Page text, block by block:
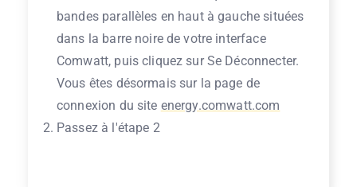
bandes parallèles en haut à gauche situées
dans la barre noire de votre interface
Comwatt, puis cliquez sur Se Déconnecter.
Vous êtes désormais sur la page de
connexion du site energy.comwatt.com
Passez à l'étape 2